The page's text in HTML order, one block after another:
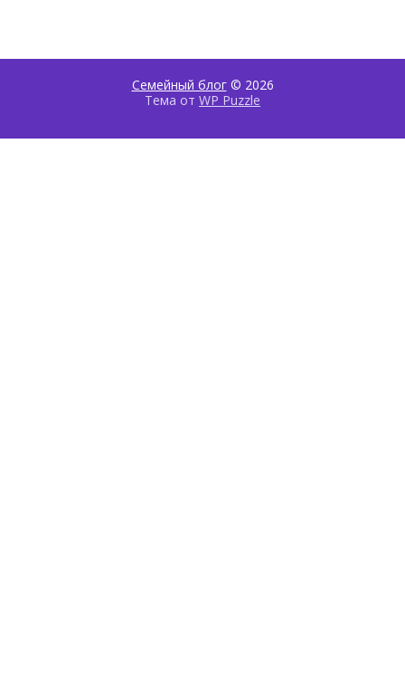
Семейный блог© 2026
Тема от WP Puzzle